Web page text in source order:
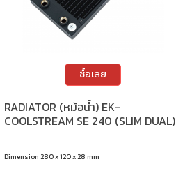
ซื้อเลย
RADIATOR (หม้อน้ำ) EK-
COOLSTREAM SE 240 (SLIM DUAL)
Dimension 280 x 120 x 28 mm